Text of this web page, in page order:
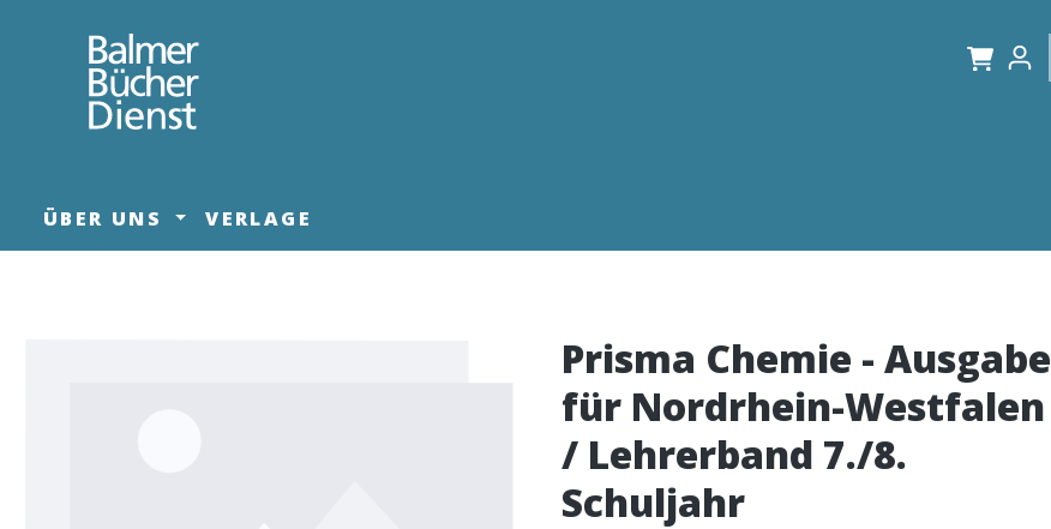
Zur Hauptnavigation springen
ÜBER UNS VERLAGE
Prisma Chemie - Ausgabe
für Nordrhein-Westfalen
/ Lehrerband 7./8.
Schuljahr